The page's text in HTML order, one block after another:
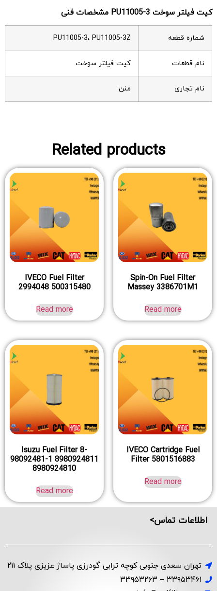
کیت فیلتر سوخت PU11005-3 مشخصات فنی
شماره قطعه PU11005-3، PU11005-3Z
نام قطعات کیت فیلتر سوخت
نام تجاری منن
Related products
Spin-On Fuel Filter
Massey 3386701M1
Read more
IVECO Fuel Filter
2994048 500315480
Read more
IVECO Cartridge Fuel
Filter 5801516883
Read more
Isuzu Fuel Filter 8-
98092481-1 8980924811
8980924810
Read more
اطلاعات تماس>
تهران سعدی جنوبی کوچه ترابی گودرزی پاساژ عزیزی پلاک ۲۱۱
۳۳۹۵۳۴۶۱ – ۳۳۹۵۳۲۶۳